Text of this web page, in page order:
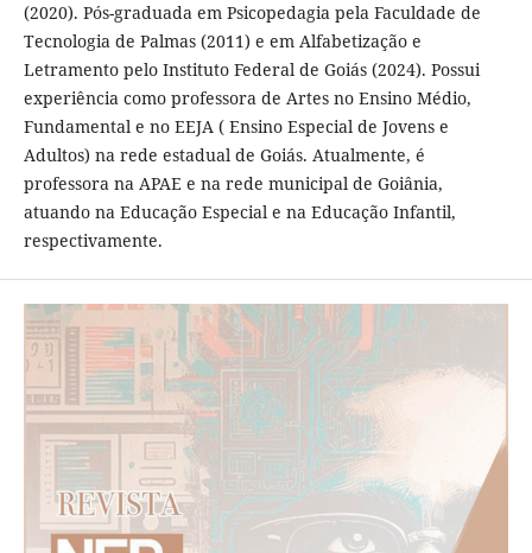
(2020). Pós-graduada em Psicopedagia pela Faculdade de
Tecnologia de Palmas (2011) e em Alfabetização e
Letramento pelo Instituto Federal de Goiás (2024). Possui
experiência como professora de Artes no Ensino Médio,
Fundamental e no EEJA ( Ensino Especial de Jovens e
Adultos) na rede estadual de Goiás. Atualmente, é
professora na APAE e na rede municipal de Goiânia,
atuando na Educação Especial e na Educação Infantil,
respectivamente.